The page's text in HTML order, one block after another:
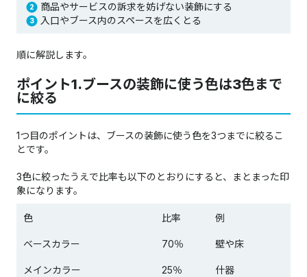
商品やサービスの訴求を妨げない装飾にする
入口やブース内のスペースを広くとる
順に解説します。
ポイント1.ブースの装飾に使う色は3色まで
に絞る
1つ目のポイントは、ブースの装飾に使う色を3つまでに絞るこ
とです。
3色に絞ったうえで比率も以下のとおりにすると、まとまった印
象になります。
色 比率 例
ベースカラー 70％ 壁や床
メインカラー 25％ 什器